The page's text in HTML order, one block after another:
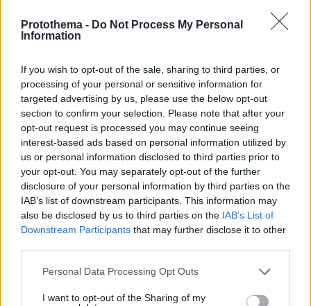
Protothema - Do Not Process My Personal
Information
If you wish to opt-out of the sale, sharing to third parties, or
processing of your personal or sensitive information for
targeted advertising by us, please use the below opt-out
section to confirm your selection. Please note that after your
opt-out request is processed you may continue seeing
interest-based ads based on personal information utilized by
us or personal information disclosed to third parties prior to
your opt-out. You may separately opt-out of the further
disclosure of your personal information by third parties on the
IAB’s list of downstream participants. This information may
also be disclosed by us to third parties on the IAB’s List of
Downstream Participants that may further disclose it to other
Please note that this website/app uses one or more Google
not limited to your visit or usage behaviour. You may click to
Personal Data Processing Opt Outs
I want to opt-out of the Sharing of my
Απομένουν 2500 χαρακτήρες
* Υποχρεωτικά πεδία
ΡΟΗ ΕΙΔΗΣΕΩΝ
Ειδήσεις Δημοφιλή Σχολιασμένα